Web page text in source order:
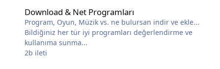
Download & Net Programları
Program, Oyun, Müzik vs. ne bulursan indir ve ekle...
Bildiğiniz her tür iyi programları değerlendirme ve
kullanıma sunma...
2b ileti